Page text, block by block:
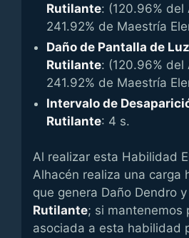
Rutilante: (120.96% del
241.92% de Maestría
Daño de Pantalla de
Rutilante: (120.96% del
241.92% de Maestría
Intervalo de
Rutilante: 4 s.
Al realizar esta Habilidad
Alhacén realiza una carga
que genera Daño Dendro
Rutilante; si mantenemos
asociada a esta habilidad